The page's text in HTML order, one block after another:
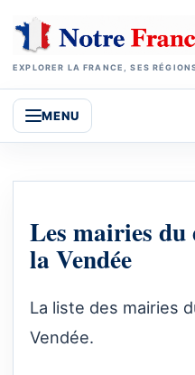
EXPLORER LA FRANCE, SES
MENU
Les mairies du
la Vendée
La liste des mairies
Vendée.